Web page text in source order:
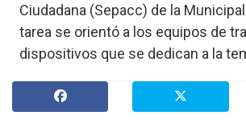
Nacionales
Policiales
»
Provinciales
Ciudadana (Sepacc) de la
tarea se orientó a los equipos de
dispositivos que se dedican a la